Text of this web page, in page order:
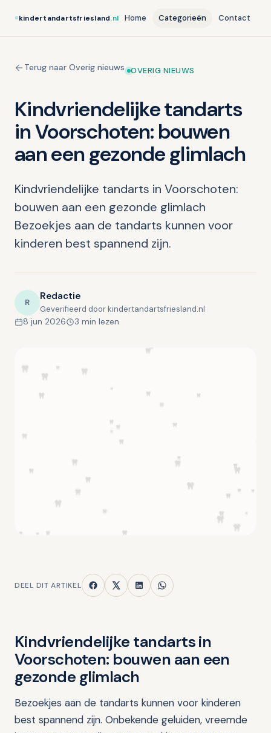
kindertandartsfriesland.nl Home Categorieën Contact
Terug naar Overig nieuws OVERIG NIEUWS
Kindvriendelijke tandarts
in Voorschoten: bouwen
aan een gezonde glimlach
Kindvriendelijke tandarts in Voorschoten:
bouwen aan een gezonde glimlach
Bezoekjes aan de tandarts kunnen voor
kinderen best spannend zijn.
R Redactie
Geverifieerd door kindertandartsfriesland.nl
8 jun 2026 3 min lezen
DEEL DIT ARTIKEL
Kindvriendelijke tandarts in
Voorschoten: bouwen aan een
gezonde glimlach
Bezoekjes aan de tandarts kunnen voor kinderen
best spannend zijn. Onbekende geluiden, vreemde